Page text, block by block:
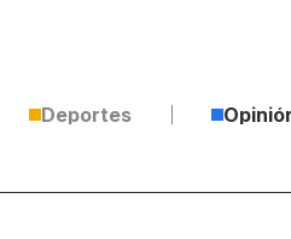
Deportes